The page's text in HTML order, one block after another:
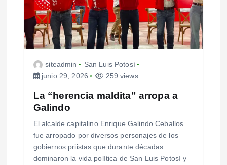
siteadmin
San Luis Potosí
junio 29, 2026
259 views
La “herencia maldita” arropa a
Galindo
El alcalde capitalino Enrique Galindo Ceballos
fue arropado por diversos personajes de los
gobiernos priistas que durante décadas
dominaron la vida política de San Luis Potosí y